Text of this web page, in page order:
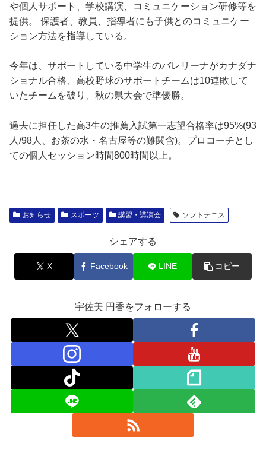
や個人サポート、学校講演、コミュニケーション研修等を
提供。 保護者、教員、指導者にも子供とのコミュニケー
ション方法を指導している。
今年は、サポートしている中学生のバレリーナがカナダナ
ショナル合格、高校野球のサポートチームは10連敗して
いたチームを破り、秋の県大会で準優勝。
過去に担任した高3生の推薦入試第一志望合格率は95%(93
人/98人、お茶の水・名古屋等の難関含)。プロコーチとし
ての個人セッション時間800時間以上。
お知らせ スポーツ 講習・講演会 ソフトテニス
シェアする
X Facebook LINE コピー
宇佐美 円香をフォローする